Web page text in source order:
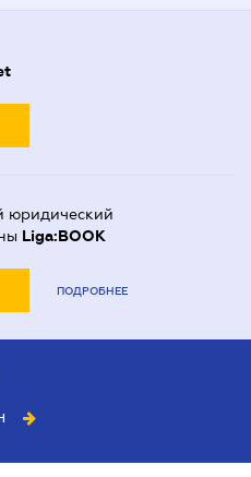
юридический
Liga:BOOK
ПОДРОБНЕЕ